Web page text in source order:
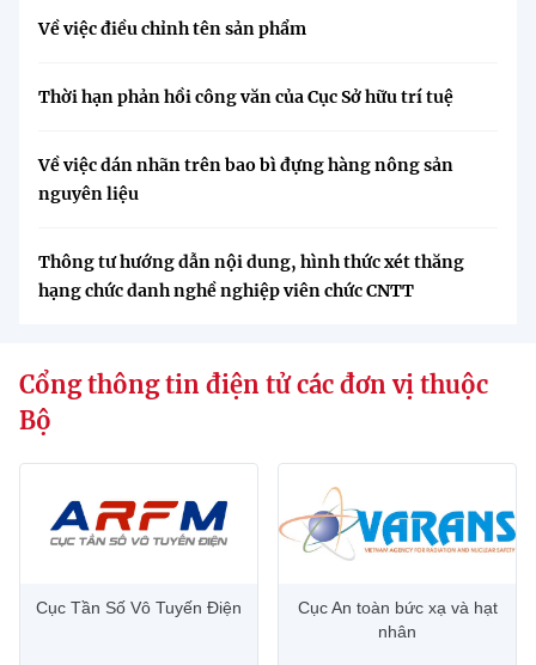
Về việc điều chỉnh tên sản phẩm
Thời hạn phản hồi công văn của Cục Sở hữu trí tuệ
Về việc dán nhãn trên bao bì đựng hàng nông sản
nguyên liệu
Thông tư hướng dẫn nội dung, hình thức xét thăng
hạng chức danh nghề nghiệp viên chức CNTT
Cổng thông tin điện tử các đơn vị thuộc
Bộ
Cục Tần Số Vô Tuyến Điện
Cục An toàn bức xạ và hạt
nhân